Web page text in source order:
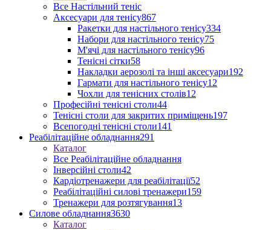
Все Настільний теніс
Аксесуари для тенісу867
Ракетки для настільного тенісу334
Набори для настільного тенісу75
М'ячі для настільного тенісу96
Тенісні сітки58
Накладки аерозолі та інші аксесуари192
Гармати для настільного тенісу12
Чохли для тенісних столів12
Професійні тенісні столи44
Тенісні столи для закритих приміщень197
Всепогодні тенісні столи141
Реабілітаційне обладнання291
Каталог
Все Реабілітаційне обладнання
Інверсійні столи42
Кардіотренажери для реабілітації52
Реабілітаційні силові тренажери159
Тренажери для розтягування13
Силове обладнання3630
Каталог